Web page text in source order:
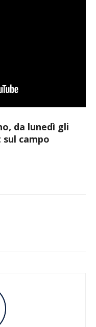
da lunedì gli
campo